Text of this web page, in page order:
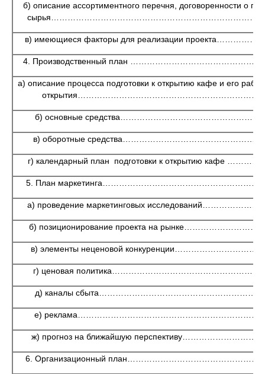
б) описание ассортиментного перечня, договоренности о
в) имеющиеся факторы для реализации
4. Производственный план
а) описание процесса подготовки к открытию кафе и его
б) основные
в) оборотные
г) календарный план подготовки к открытию кафе
5. План
а) проведение маркетинговых
б) позиционирование проекта на
в) элементы неценовой
г) ценовая
д) каналы
е)
ж) прогноз на ближайшую
6. Организационный